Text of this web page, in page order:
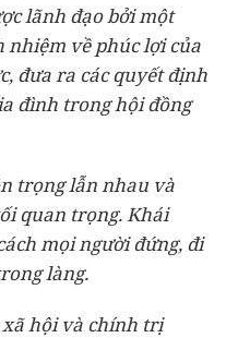
lãnh đạo bởi một
về phúc lợi của
đưa ra các quyết định
đình trong hội đồng
trọng lẫn nhau và
quan trọng. Khái
mọi người đứng, đi
làng.
xã hội và chính trị